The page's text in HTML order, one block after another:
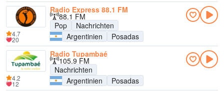
Radio Express 88.1 FM
88.1 FM
Pop
Nachrichten
Argentinien
Posadas
4.7
20
Radio Tupambaé
105.9 FM
Nachrichten
Argentinien
Posadas
4.2
12